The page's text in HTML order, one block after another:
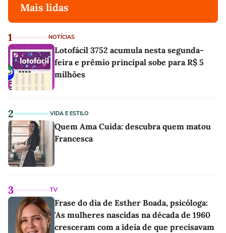
Mais lidas
1 NOTÍCIAS
Lotofácil 3752 acumula nesta segunda-
feira e prêmio principal sobe para R$ 5
milhões
2 VIDA E ESTILO
Quem Ama Cuida: descubra quem matou
Francesca
3 TV
Frase do dia de Esther Boada, psicóloga:
'As mulheres nascidas na década de 1960
cresceram com a ideia de que precisavam